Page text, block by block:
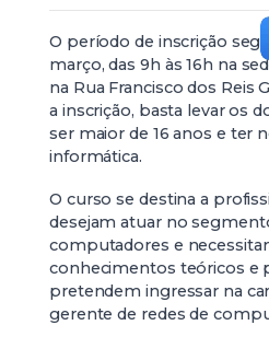
O período de inscrição
março, das 9h às 16h na
na Rua Francisco dos Reis
a inscrição, basta levar os
ser maior de 16 anos e ter
informática.
O curso se destina a
desejam atuar no
computadores e
conhecimentos teóricos e
pretendem ingressar na
gerente de redes de